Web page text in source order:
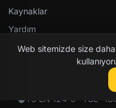
Kaynaklar
Yardım
© 2026 Kent
TS EN 124-5 · TSE ·
Web sitemizde size